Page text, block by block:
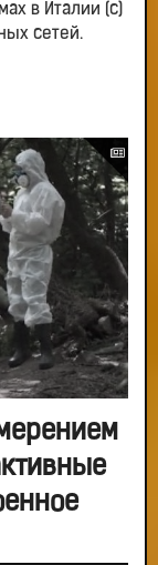
в Италии (с)
сетей.